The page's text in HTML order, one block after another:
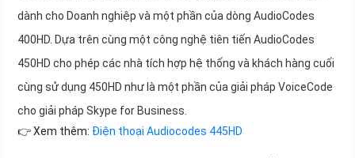
dành cho Doanh nghiệp và một phần của dòng AudioCodes
400HD. Dựa trên cùng một công nghệ tiên tiến AudioCodes
450HD cho phép các nhà tích hợp hệ thống và khách hàng cuối
cùng sử dụng 450HD như là một phần của giải pháp VoiceCode
cho giải pháp Skype for Business.
👉 Xem thêm: Điện thoại Audiocodes 445HD